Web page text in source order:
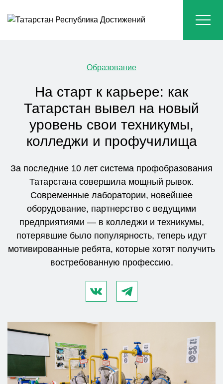
Образование
На старт к карьере: как
Татарстан вывел на новый
уровень свои техникумы,
колледжи и профучилища
За последние 10 лет система профобразования
Татарстана совершила мощный рывок.
Современные лаборатории, новейшее
оборудование, партнерство с ведущими
предприятиями — в колледжи и техникумы,
потерявшие было популярность, теперь идут
мотивированные ребята, которые хотят получить
востребованную профессию.